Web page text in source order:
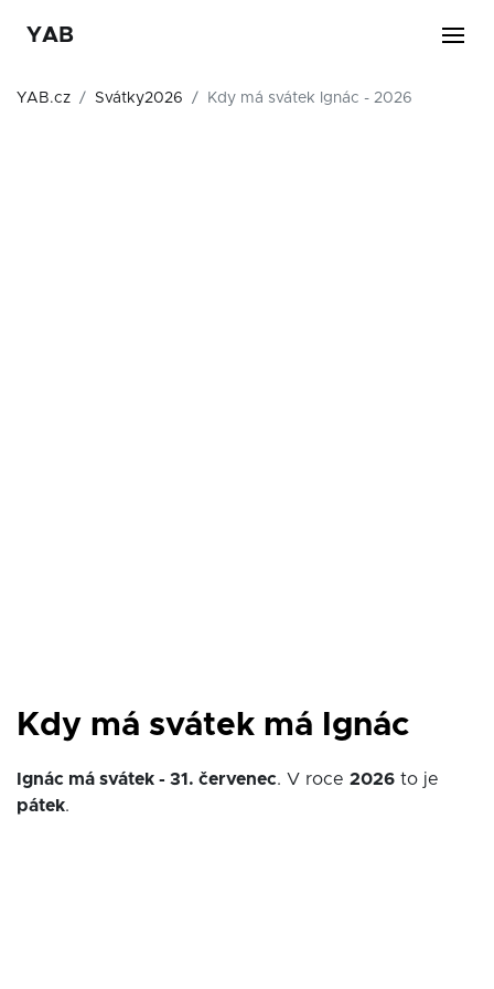
YAB
YAB.cz Svátky2026 Kdy má svátek Ignác - 2026
Kdy má svátek má Ignác
Ignác má svátek - 31. červenec. V roce 2026 to je
pátek.